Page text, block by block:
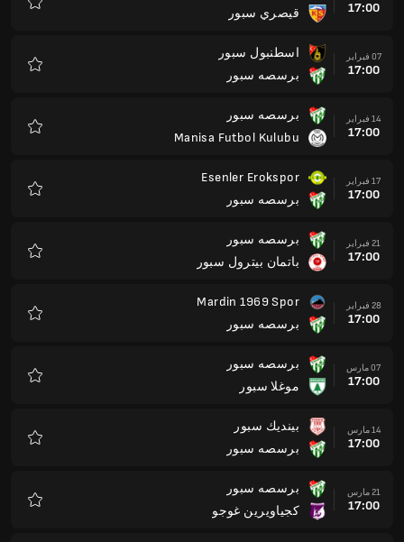
17:00
قيصري سبور
07 فبراير
17:00
اسطنبول سبور
برسصه سبور
14 فبراير
17:00
برسصه سبور
Manisa Futbol Kulubu
17 فبراير
17:00
Esenler Erokspor
برسصه سبور
21 فبراير
17:00
برسصه سبور
باتمان بيترول سبور
28 فبراير
17:00
Mardin 1969 Spor
برسصه سبور
07 مارس
17:00
برسصه سبور
موغلا سبور
14 مارس
17:00
بينديك سبور
برسصه سبور
21 مارس
17:00
برسصه سبور
كجياويرين غوجو